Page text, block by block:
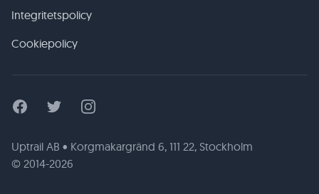
Integritetspolicy
Cookiepolicy
FacebookTwitter Instagram
Uptrail AB • Korgmakargränd 6, 111 22, Stockholm
© 2014-2026